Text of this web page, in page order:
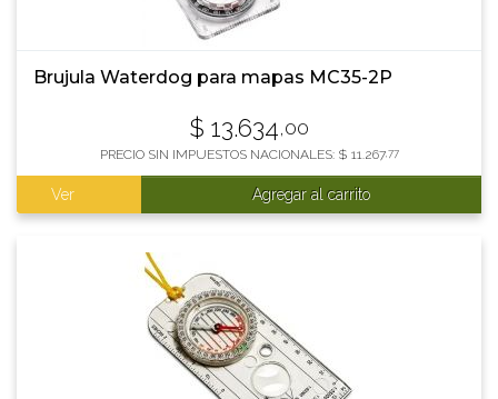
Brujula Waterdog para mapas MC35-2P
$ 13.634,00
PRECIO SIN IMPUESTOS NACIONALES: $ 11.267,77
Ver Agregar al carrito